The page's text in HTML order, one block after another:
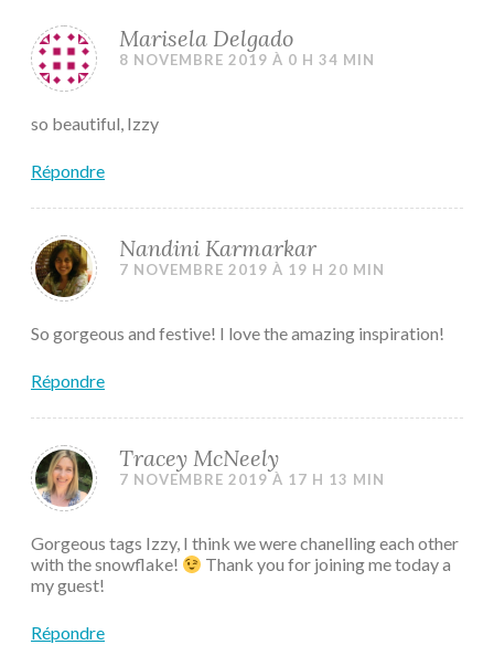
Marisela Delgado
8 NOVEMBRE 2019 À 0 H 34 MIN
so beautiful, Izzy
Répondre
Nandini Karmarkar
7 NOVEMBRE 2019 À 19 H 20 MIN
So gorgeous and festive! I love the amazing inspiration!
Répondre
Tracey McNeely
7 NOVEMBRE 2019 À 17 H 13 MIN
Gorgeous tags Izzy, I think we were chanelling each other
with the snowflake!
Thank you for joining me today a
my guest!
Répondre